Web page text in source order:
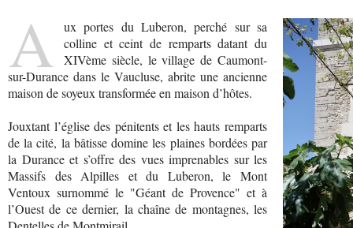
A
ux portes du Luberon, perché sur sa
colline et ceint de remparts datant du
XIVème siècle, le village de Caumont-
sur-Durance dans le Vaucluse, abrite une ancienne
maison de soyeux transformée en maison d’hôtes.
Jouxtant l’église des pénitents et les hauts remparts
de la cité, la bâtisse domine les plaines bordées par
la Durance et s’offre des vues imprenables sur les
Massifs des Alpilles et du Luberon, le Mont
Ventoux surnommé le "Géant de Provence" et à
l’Ouest de ce dernier, la chaîne de montagnes, les